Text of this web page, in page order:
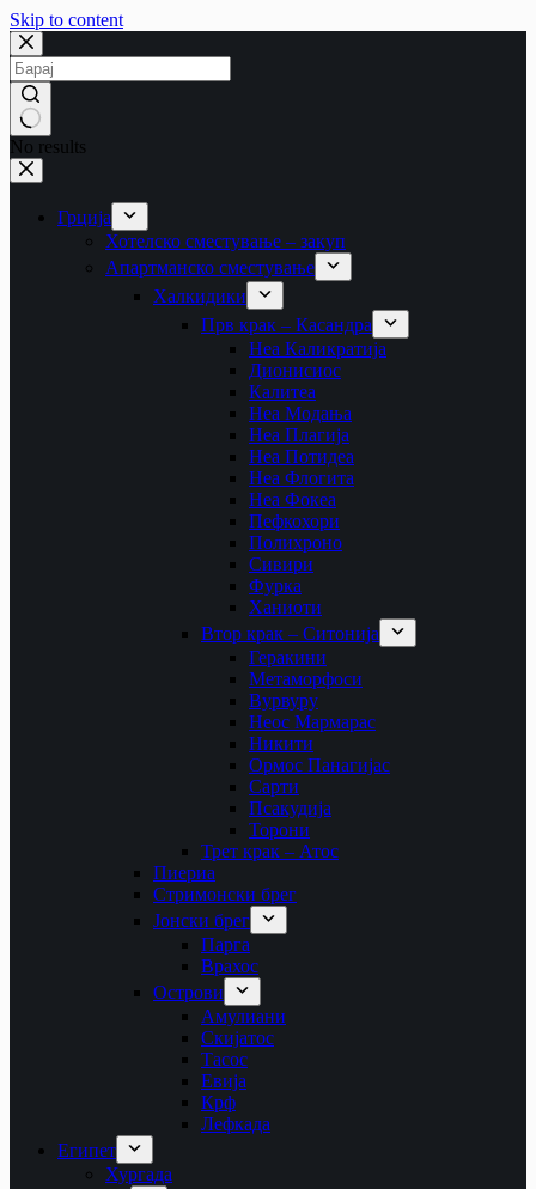
Skip to content
No results
Грција
Хотелско сместување – закуп
Апартманско сместување
Халкидики
Прв крак – Касандра
Неа Каликратија
Дионисиос
Калитеа
Неа Модања
Неа Плагија
Неа Потидеа
Неа Флогита
Неа Фокеа
Пефкохори
Полихроно
Сивири
Фурка
Ханиоти
Втор крак – Ситонија
Геракини
Метаморфоси
Вурвуру
Неос Мармарас
Никити
Ормос Панагијас
Сарти
Псакудија
Торони
Трет крак – Атос
Пиериа
Стримонски брег
Јонски брег
Парга
Врахос
Острови
Амулиани
Скијатос
Тасос
Евија
Крф
Лефкада
Египет
Хургада